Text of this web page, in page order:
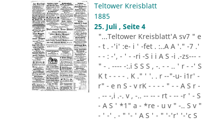
Teltower Kreisblatt
1885
25. Juli , Seite 4
"...Teltower Kreisblatt'A sv7 " e
- t . -'i' :e- i ' -fet . :..A A '." -7 .'
- - : -', - ' - -ri -S i i A S -i .-zs--- -
" - . ---- -:.i S S S , -. - - .. ' r - -' S
K t - - - - . K ." ' '. . r --"-u- i1r' -
r" - e n S - v rK - - - - " - - A S r -
. -- -,i .-. v , -.. -- -- - rt - -- -r ' - S
- A S ' *1" a - *re - u v " -.. S v "
- ' -' . - " '- ' A S ' - " '-'r' '-'c S